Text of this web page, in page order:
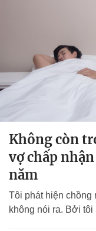
Không còn
vợ chấp
năm
Tôi phát hiện chồng
không nói ra. Bởi